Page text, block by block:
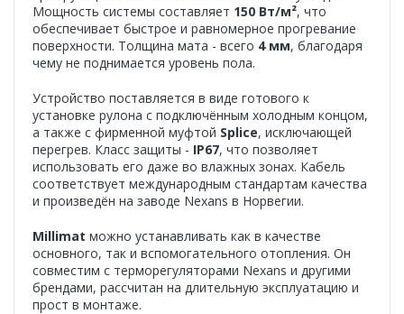
Мощность системы составляет 150 Вт/м², что
обеспечивает быстрое и равномерное прогревание
поверхности. Толщина мата - всего 4 мм, благодаря
чему не поднимается уровень пола.
Устройство поставляется в виде готового к
установке рулона с подключённым холодным концом,
а также с фирменной муфтой Splice, исключающей
перегрев. Класс защиты - IP67, что позволяет
использовать его даже во влажных зонах. Кабель
соответствует международным стандартам качества
и произведён на заводе Nexans в Норвегии.
Millimat можно устанавливать как в качестве
основного, так и вспомогательного отопления. Он
совместим с терморегуляторами Nexans и другими
брендами, рассчитан на длительную эксплуатацию и
прост в монтаже.